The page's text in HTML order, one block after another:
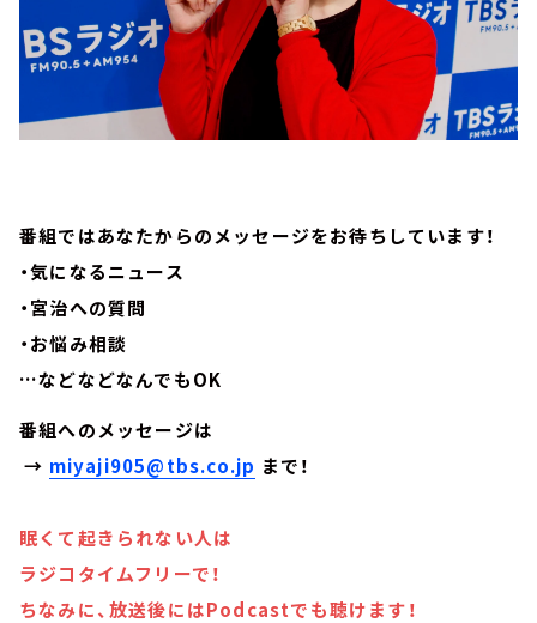
番組ではあなたからのメッセージをお待ちしています！
・気になるニュース
・宮治への質問
・お悩み相談
…などなどなんでもOK
番組へのメッセージは
→ miyaji905@tbs.co.jp まで！
眠くて起きられない人は
ラジコタイムフリーで！
ちなみに、放送後にはPodcastでも聴けます！